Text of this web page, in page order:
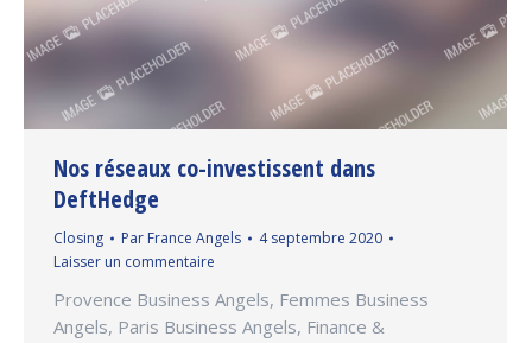
Nos réseaux co-investissent dans
DeftHedge
Closing Par France Angels
4 septembre 2020
Laisser un commentaire
Provence Business Angels, Femmes Business
Angels, Paris Business Angels, Finance &